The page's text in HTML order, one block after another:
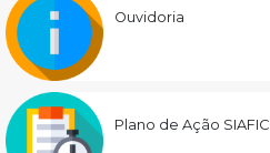
Ouvidoria
Plano de Ação SIAFIC